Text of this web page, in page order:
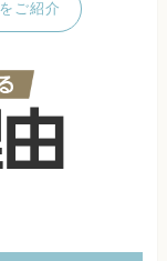
ご紹介